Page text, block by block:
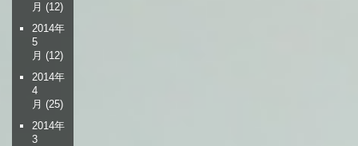
月 (12)
2014年
5
月 (12)
2014年
4
月 (25)
2014年
3